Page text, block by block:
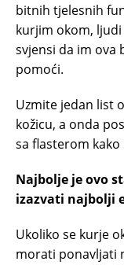
bitnih tjelesnih
kurjim okom,
svjensi da im ova
pomoći.
Uzmite jedan list
kožicu, a onda
sa flasterom
Najbolje je ovo
izazvati najbolji
Ukoliko se kurje
morati ponavljati